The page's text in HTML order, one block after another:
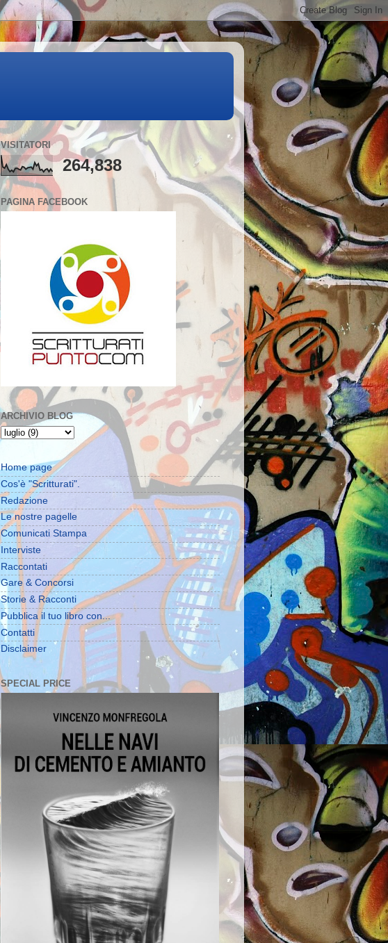
VISITATORI
264,838
PAGINA FACEBOOK
ARCHIVIO BLOG
Home page
Cos'è "Scritturati".
Redazione
Le nostre pagelle
Comunicati Stampa
Interviste
Raccontati
Gare & Concorsi
Storie & Racconti
Pubblica il tuo libro con...
Contatti
Disclaimer
SPECIAL PRICE